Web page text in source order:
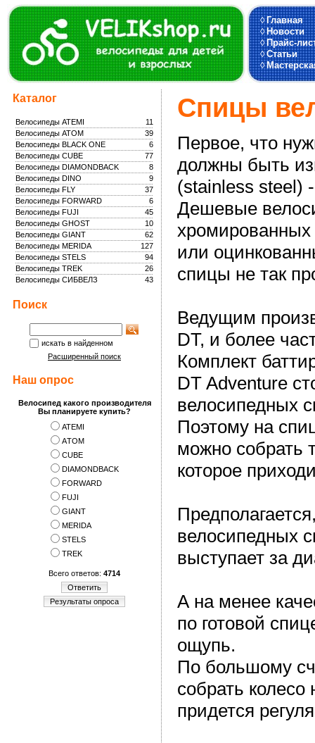
◊Главная
◊Новости
◊Прайс-
◊Статьи
◊
Каталог
11
Велосипеды ATEMI
39
Велосипеды ATOM
6
Велосипеды BLACK ONE
77
Велосипеды CUBE
8
Велосипеды DIAMONDBACK
9
Велосипеды DINO
37
Велосипеды FLY
6
Велосипеды FORWARD
45
Велосипеды FUJI
10
Велосипеды GHOST
62
Велосипеды GIANT
127
Велосипеды MERIDA
94
Велосипеды STELS
26
Велосипеды TREK
43
Велосипеды СИБВЕЛЗ
Поиск
искать в найденном
Расширенный поиск
Наш опрос
Велосипед какого производителя
Вы планируете купить?
ATEMI
АTOM
CUBE
DIAMONDBACK
FORWARD
FUJI
GIANT
MERIDA
STELS
TREK
Всего ответов: 4714
Ответить
Результаты опроса
Спицы
Первое, что
должны быть
(stainless steel)
Дешевые
или
спицы не так
Ведущим
DT, и более
Комплект
DT Adventure
велосипедных
Поэтому на
можно собрать
которое
велосипедных
выступает за
А на менее
по готовой
ощупь.
По большому
собрать
придется